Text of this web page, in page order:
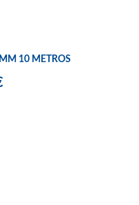
10 METROS